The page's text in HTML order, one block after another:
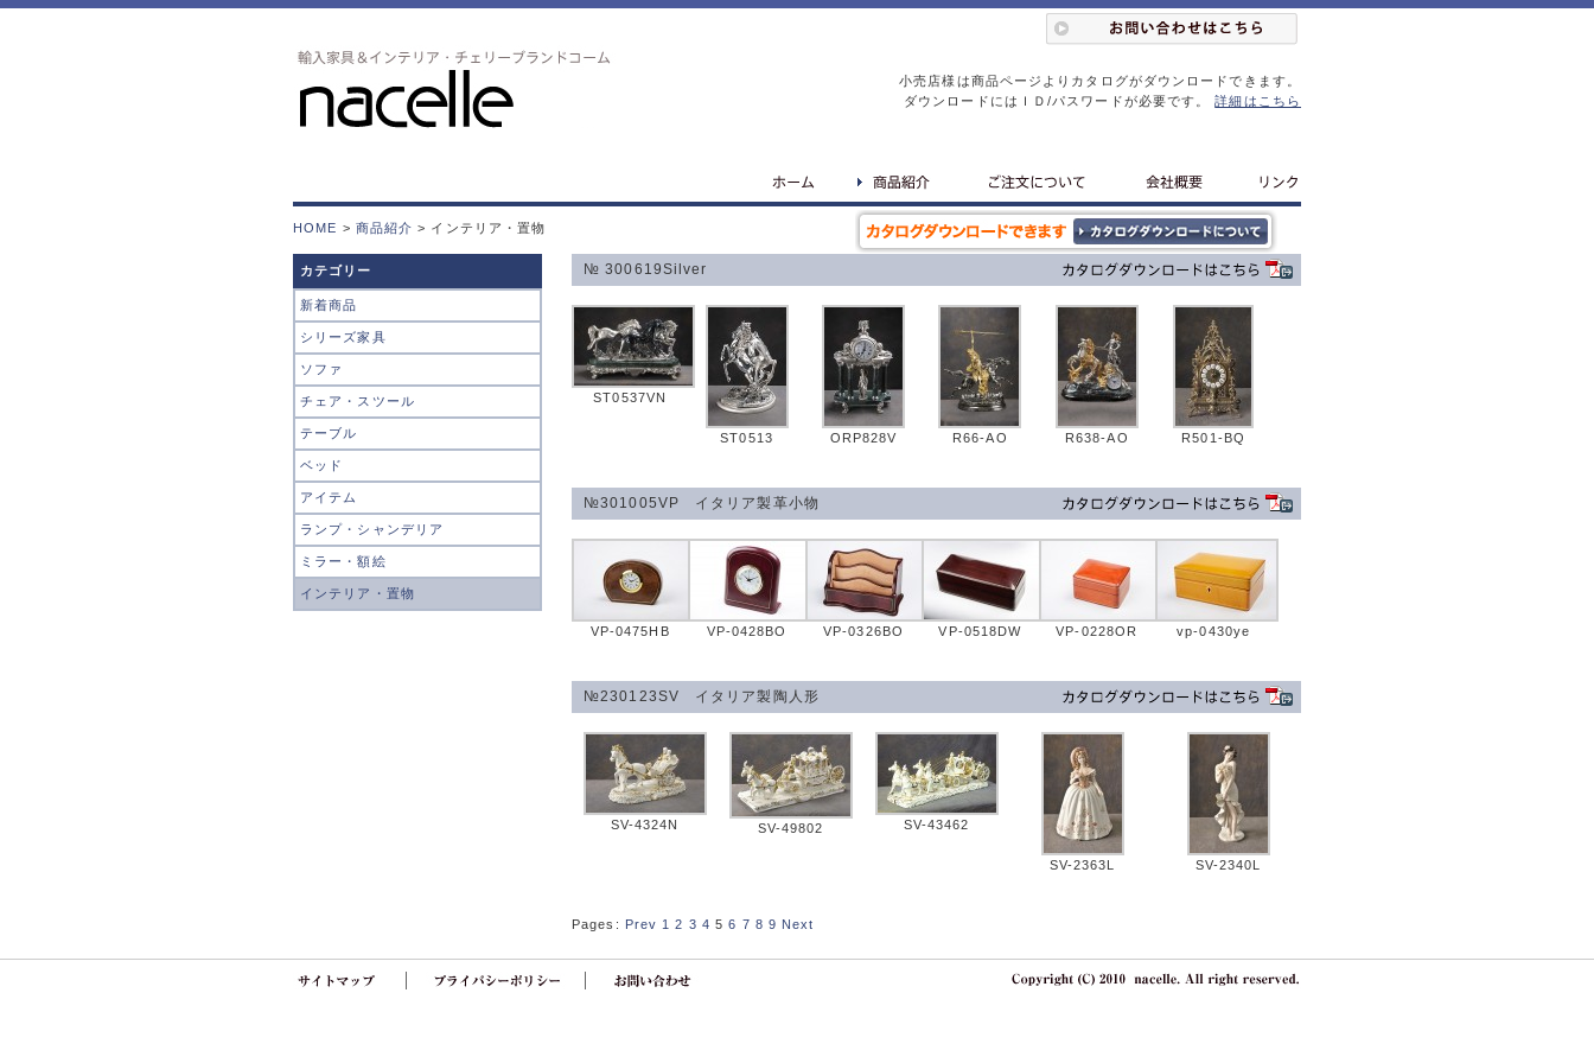
小売店様は商品ページよりカタログがダウンロードできます。
ダウンロードにはＩＤ/パスワードが必要です。詳細はこちら
HOME > 商品紹介 > インテリア・置物
カテゴリー
新着商品
シリーズ家具
ソファ
チェア・スツール
テーブル
ベッド
アイテム
ランプ・シャンデリア
ミラー・額絵
インテリア・置物
№ 300619Silver
ST0537VN
ST0513 ORP828V R66-AO R638-AO R501-BQ
№301005VP イタリア製革小物
VP-0475HB VP-0428BO VP-0326BO VP-0518DW VP-0228OR vp-0430ye
№230123SV イタリア製陶人形
SV-4324N SV-49802 SV-43462
SV-2363L SV-2340L
Pages: Prev 1 2 3 4 5 6 7 8 9 Next